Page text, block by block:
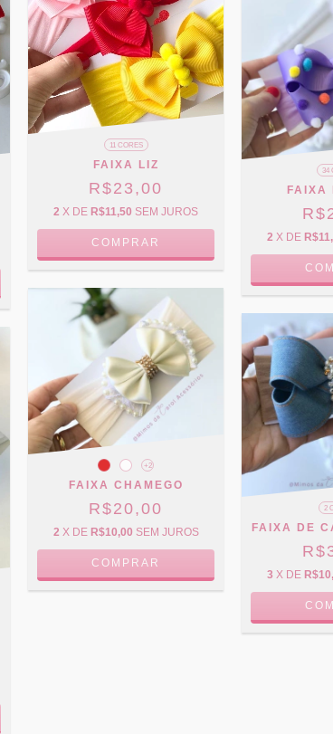
11 CORES
FAIXA LIZ
R$23,00
2 X DE R$11,50 SEM JUROS
COMPRAR
34
FAIXA
2 X DE
+2
FAIXA CHAMEGO
R$20,00
2 X DE R$10,00 SEM JUROS
COMPRAR
2
FAIXA DE
3 X DE